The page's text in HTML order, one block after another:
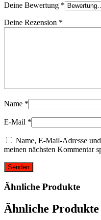
Deine Bewertung *
Deine Rezension *
Name *
E-Mail *
Name, E-Mail-Adresse
meinen nächsten Kommentar
Ähnliche Produkte
Ähnliche Produkte